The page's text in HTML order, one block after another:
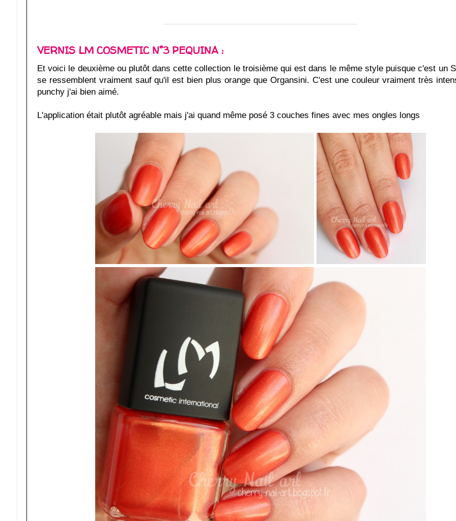
VERNIS LM COSMETIC N°3 PEQUINA :
Et voici le deuxième ou plutôt dans cette collection le troisième qui est dans le même style puisque c'est un
se ressemblent vraiment sauf qu'il est bien plus orange que Organsini. C'est une couleur vraiment très
punchy j'ai bien aimé.
L'application était plutôt agréable mais j'ai quand même posé 3 couches fines avec mes ongles longs